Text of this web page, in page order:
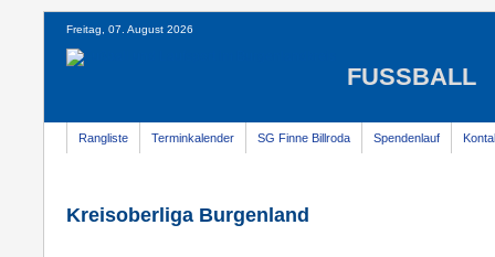
Freitag, 07. August 2026
FUSSBALL
Rangliste Terminkalender SG Finne Billroda Spendenlauf
Kreisoberliga Burgenland